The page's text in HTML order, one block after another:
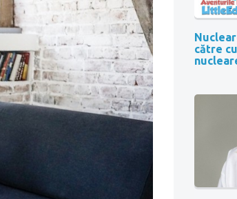
către